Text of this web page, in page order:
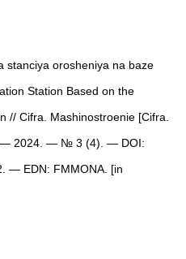
stanciya orosheniya na baze
Station Based on the
// Cifra. Mashinostroenie [Cifra.
— 2024. — № 3 (4). — DOI:
— EDN: FMMONA. [in